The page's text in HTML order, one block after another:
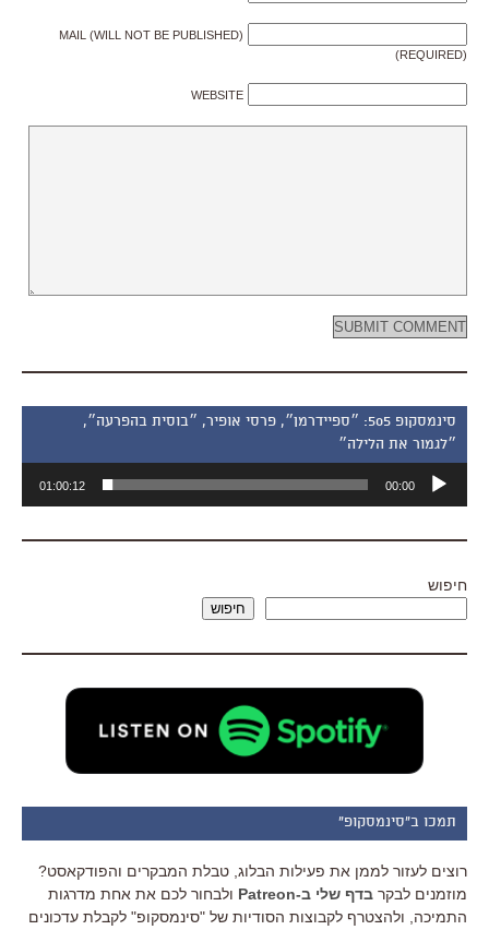
MAIL (WILL NOT BE PUBLISHED)
(REQUIRED)
WEBSITE
סינמסקופ 505: ״ספיידרמן״, פרסי אופיר, ״בוסית בהפרעה״,
״לגמור את הלילה״
אודיו
00:00
01:00:12
חיפוש
חיפוש
תמכו ב"סינמסקופ"
רוצים לעזור לממן את פעילות הבלוג, טבלת המבקרים והפודקאסט?
מוזמנים לבקר בדף שלי ב-Patreon
ולבחור לכם את אחת מדרגות
התמיכה, ולהצטרף לקבוצות הסודיות של "סינמסקופ" לקבלת עדכונים